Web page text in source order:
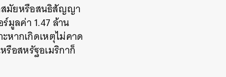
สมัยหรือสนธิสัญญา
มูลค่า 1.47 ล้าน
หากเกิดเหตุไม่คาด
อสหรัฐอเมริกาก็